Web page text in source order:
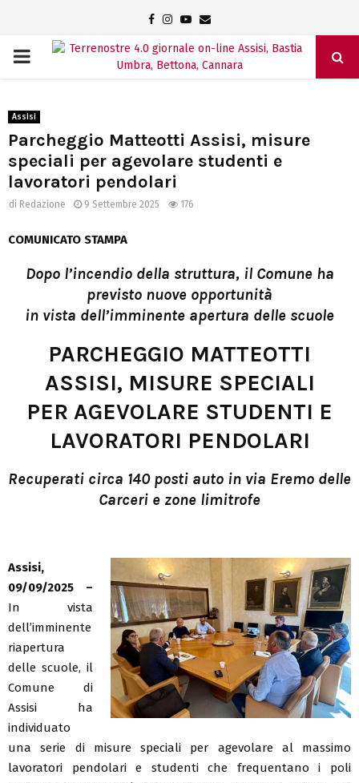
Facebook
Instagram
Youtube
Email
PRIMARY
Assisi
Parcheggio Matteotti Assisi, misure
speciali per agevolare studenti e
lavoratori pendolari
di Redazione 9 Settembre 2025 176
COMUNICATO STAMPA
Dopo l’incendio della struttura, il Comune ha
previsto nuove opportunità
in vista dell’imminente apertura delle scuole
PARCHEGGIO MATTEOTTI
ASSISI, MISURE SPECIALI
PER AGEVOLARE STUDENTI E
LAVORATORI PENDOLARI
Recuperati circa 140 posti auto in via Eremo delle
Carceri e zone limitrofe
Assisi,
09/09/2025 –
In vista
dell’imminente
riapertura
delle scuole, il
Comune di
Assisi ha
individuato
una serie di misure speciali per agevolare al massimo
lavoratori pendolari e studenti che frequentano i poli